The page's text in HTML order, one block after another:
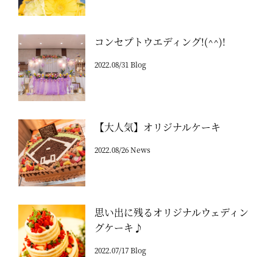
コンセプトウエディング!(^^)!
2022.08/31 Blog
【大人気】オリジナルケーキ
2022.08/26 News
思い出に残るオリジナルウェディン
グケーキ♪
2022.07/17 Blog